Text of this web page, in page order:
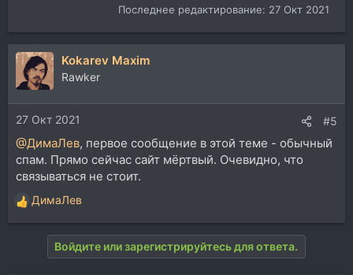
Последнее редактирование: 27 Окт 2021
Kokarev Maxim
Rawker
27 Окт 2021 #5
@ДимаЛев, первое сообщение в этой теме - обычный
спам. Прямо сейчас сайт мёртвый. Очевидно, что
связываться не стоит.
Р
е
ДимаЛев
Войдите или зарегистрируйтесь для ответа.